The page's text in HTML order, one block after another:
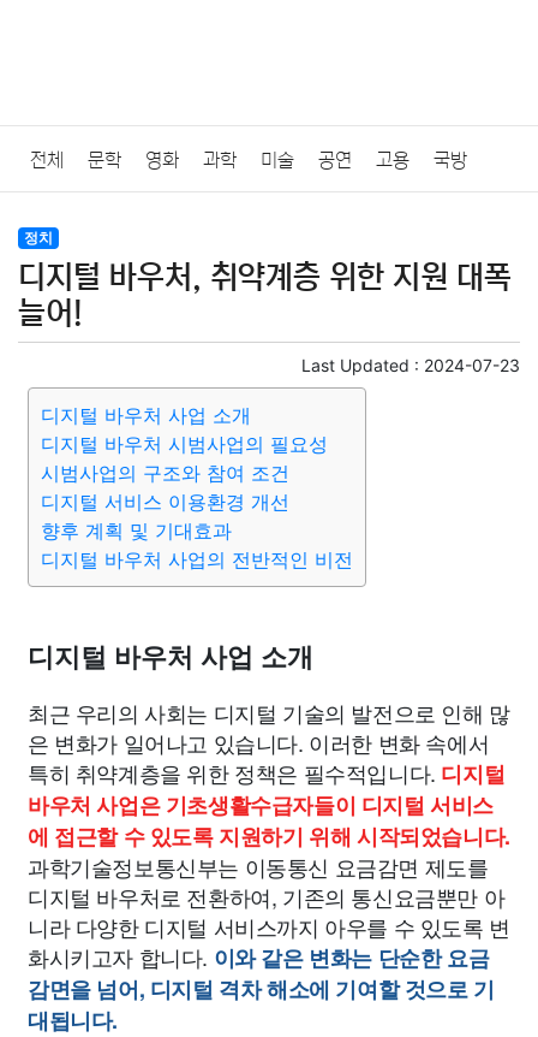
전체 문학 영화 과학 미술 공연 고용 국방
법률
질병 가요 방송 일상 주식 암호화폐 블록체인
미용 증권 인테리어
요리 상품리뷰 원예 금융
대출 자동차 취미 여행 맛집
종교 사회 정치 건강 의료 의학
정치
디지털 바우처, 취약계층 위한 지원 대폭
늘어!
Last Updated : 2024-07-23
디지털 바우처 사업 소개
디지털 바우처 시범사업의 필요성
시범사업의 구조와 참여 조건
디지털 서비스 이용환경 개선
향후 계획 및 기대효과
디지털 바우처 사업의 전반적인 비전
디지털 바우처 사업 소개
최근 우리의 사회는 디지털 기술의 발전으로 인해 많
은 변화가 일어나고 있습니다. 이러한 변화 속에서
특히 취약계층을 위한 정책은 필수적입니다. 디지털
바우처 사업은 기초생활수급자들이 디지털 서비스
에 접근할 수 있도록 지원하기 위해 시작되었습니다.
과학기술정보통신부는 이동통신 요금감면 제도를
디지털 바우처로 전환하여, 기존의 통신요금뿐만 아
니라 다양한 디지털 서비스까지 아우를 수 있도록 변
화시키고자 합니다. 이와 같은 변화는 단순한 요금
감면을 넘어, 디지털 격차 해소에 기여할 것으로 기
대됩니다.